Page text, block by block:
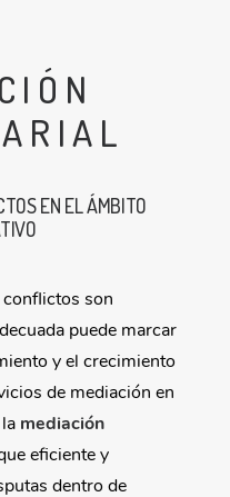
EN EL ÁMBITO
son
puede marcar
y el crecimiento
de mediación en
mediación
eficiente y
dentro de